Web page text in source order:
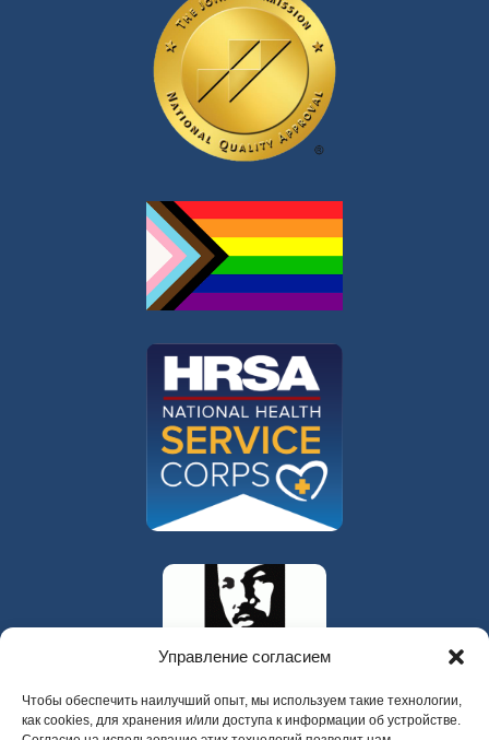
Управление согласием
Чтобы обеспечить наилучший опыт, мы используем такие технологии,
как cookies, для хранения и/или доступа к информации об устройстве.